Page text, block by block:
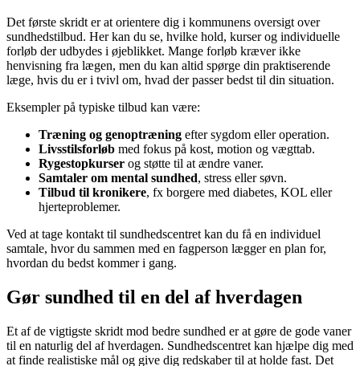
Det første skridt er at orientere dig i kommunens oversigt over
sundhedstilbud. Her kan du se, hvilke hold, kurser og individuelle
forløb der udbydes i øjeblikket. Mange forløb kræver ikke
henvisning fra lægen, men du kan altid spørge din praktiserende
læge, hvis du er i tvivl om, hvad der passer bedst til din situation.
Eksempler på typiske tilbud kan være:
Træning og genoptræning efter sygdom eller operation.
Livsstilsforløb med fokus på kost, motion og vægttab.
Rygestopkurser og støtte til at ændre vaner.
Samtaler om mental sundhed, stress eller søvn.
Tilbud til kronikere, fx borgere med diabetes, KOL eller
hjerteproblemer.
Ved at tage kontakt til sundhedscentret kan du få en individuel
samtale, hvor du sammen med en fagperson lægger en plan for,
hvordan du bedst kommer i gang.
Gør sundhed til en del af hverdagen
Et af de vigtigste skridt mod bedre sundhed er at gøre de gode vaner
til en naturlig del af hverdagen. Sundhedscentret kan hjælpe dig med
at finde realistiske mål og give dig redskaber til at holde fast. Det